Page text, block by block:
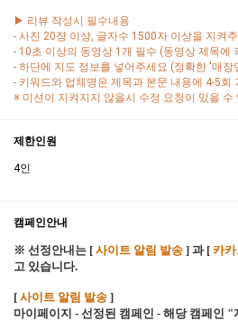
▶ 리뷰 작성시 필수내용
- 사진 20장 이상, 글자수 1500자 이상을 지켜
- 10초 이상의 동영상 1개 필수 (동영상 제목에
- 하단에 지도 정보를 넣어주세요 (정확한 '매장
- 키워드와 업체명은 제목과 본문 내용에 4-5회
※ 미션이 지켜지지 않을시 수정 요청이 있을 수
제한인원
4인
캠페인안내
※ 선정안내는 [ 사이트 알림 발송 ] 과 [ 카
고 있습니다.
[ 사이트 알림 발송 ]
마이페이지 - 선정된 캠페인 - 해당 캠페인